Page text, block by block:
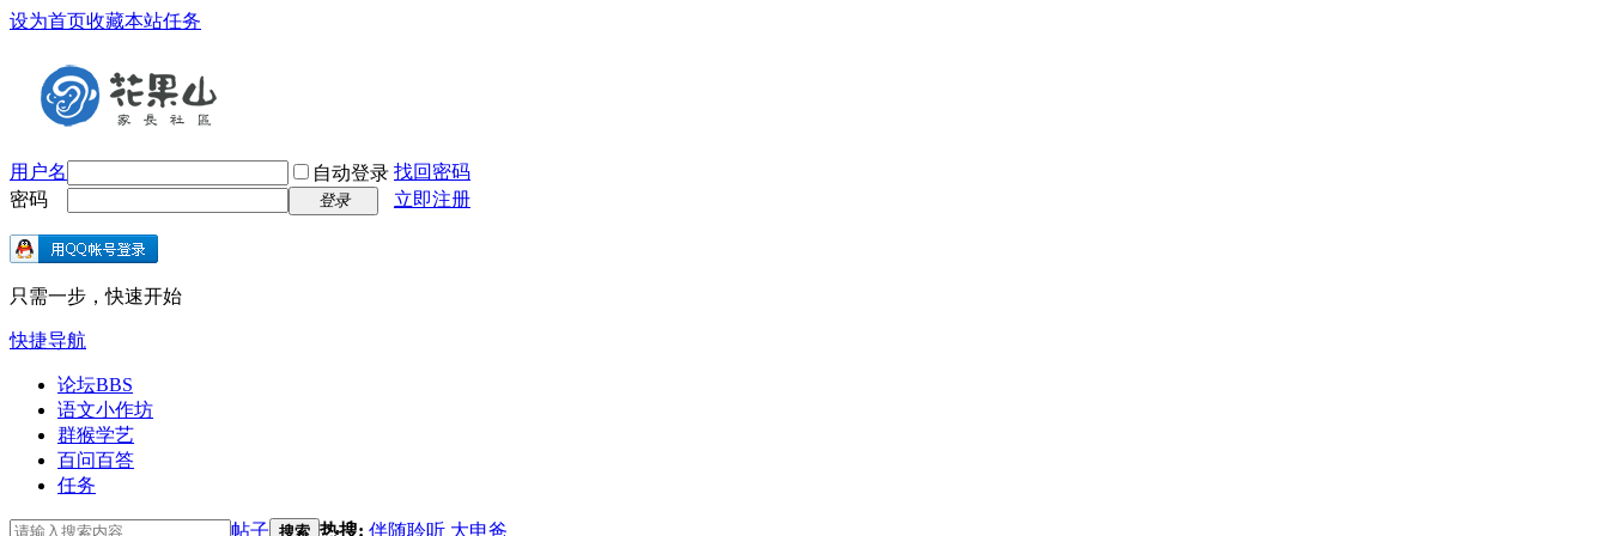
设为首页收藏本站任务
用户名 自动登录 找回密码
密码
登录 立即注册
只需一步，快速开始
快捷导航
论坛BBS
语文小作坊
群猴学艺
百问百答
任务
帖子 搜索 热搜: 伴随聆听 大申爸